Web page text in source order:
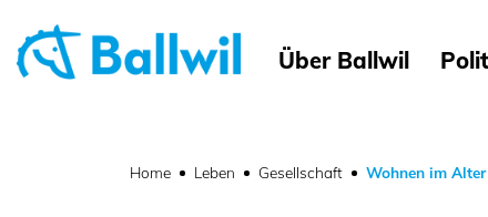
Ballwil
Über Ballwil
Home Leben Gesellschaft Wohnen im Alter